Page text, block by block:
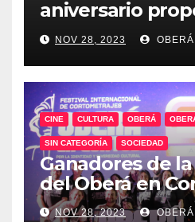
aniversario
talleres
NOV 28, 2023
CINE CULTURA OBERÁ
SIN CATEGORÍA SOCIEDAD
Ganadores de
del Oberá en
NOV 28, 2023 OBERÁ